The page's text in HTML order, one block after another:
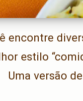
encontre
estilo
Uma versão